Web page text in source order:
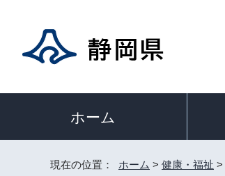
ホーム
現在の位置： ホーム > 健康・福祉 >